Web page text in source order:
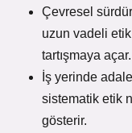
Çevresel
uzun vadeli
tartışmaya açar.
İş yerinde
sistematik etik
gösterir.